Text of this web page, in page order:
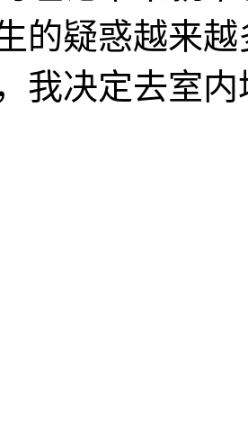
的疑惑越来
我决定去室